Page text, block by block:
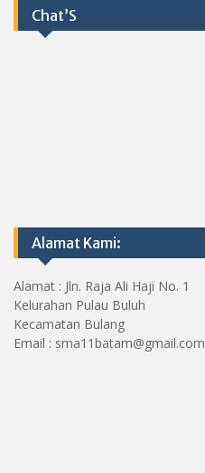
Chat’S
Alamat Kami:
Alamat : Jln. Raja Ali Haji No. 1
Kelurahan Pulau Buluh
Kecamatan Bulang
Email : sma11batam@gmail.com